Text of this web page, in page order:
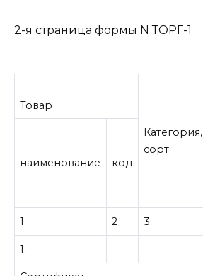
2-я страница формы N ТОРГ-1
Товар
Категория,
сорт
наименование код
1 2 3
1.